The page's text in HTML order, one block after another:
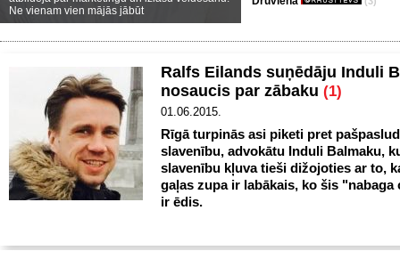
Ne vienam vien mājās jābūt
Ralfs Eilands suņēdāju Induli
nosaucis par zābaku (1)
01.06.2015.
Rīgā turpinās asi piketi pret
slavenību, advokātu Induli Balmaku,
slavenību kļuva tieši dižojoties ar to,
gaļas zupa ir labākais, ko šis "nabaga
ir ēdis.